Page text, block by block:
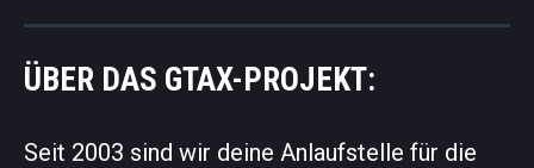
ÜBER DAS GTAX-PROJEKT:
Seit 2003 sind wir deine Anlaufstelle für die